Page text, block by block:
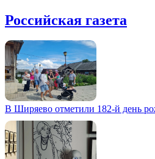
Российская газета
В Ширяево отметили 182-й день